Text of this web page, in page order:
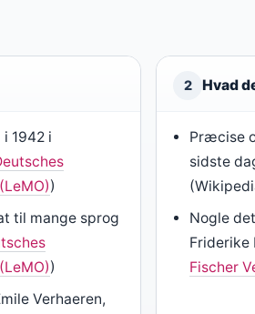
1942 i
)
til mange sprog
)
Verhaeren,
2 Hvad
Præcise
sidste
Nogle
Friderike
Fischer